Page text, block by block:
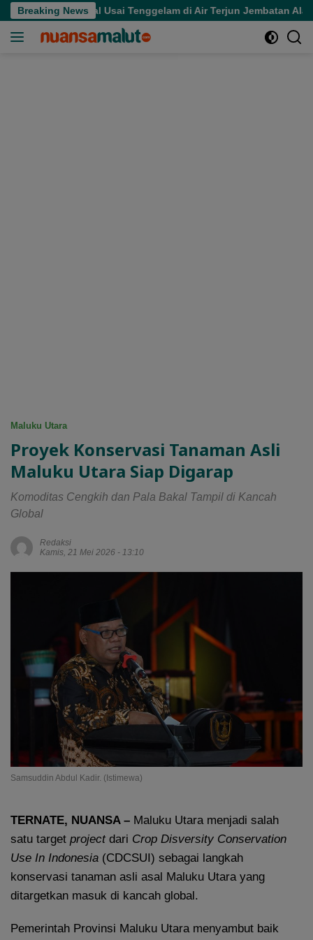
Langsung
ke
Breaking NewsUsai Tenggelam di Air Terjun Jembatan Alam
Maluku Utara
Proyek Konservasi Tanaman Asli
Maluku Utara Siap Digarap
Komoditas Cengkih dan Pala Bakal Tampil di Kancah
Global
Redaksi
Kamis, 21 Mei 2026 - 13:10
Samsuddin Abdul Kadir. (Istimewa)
TERNATE, NUANSA – Maluku Utara menjadi salah
satu target projectdari Crop Disversity Conservation
Use In Indonesia (CDCSUI) sebagai langkah
konservasi tanaman asli asal Maluku Utara yang
ditargetkan masuk di kancah global.
Pemerintah Provinsi Maluku Utara menyambut baik